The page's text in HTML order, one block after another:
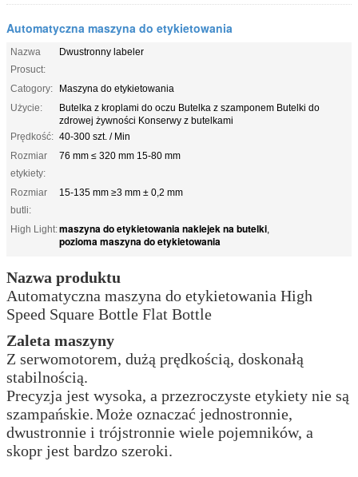
Automatyczna maszyna do etykietowania
Nazwa
Prosuct:
Dwustronny labeler
Catogory:
Maszyna do etykietowania
Użycie:
Butelka z kroplami do oczu Butelka z szamponem Butelki do
zdrowej żywności Konserwy z butelkami
Prędkość: 40-300 szt. / Min
Rozmiar
etykiety:
76 mm ≤ 320 mm 15-80 mm
Rozmiar
butli:
15-135 mm ≥3 mm ± 0,2 mm
High Light:maszyna do etykietowania naklejek na butelki,
pozioma maszyna do etykietowania
Nazwa produktu
Automatyczna maszyna do etykietowania High
Speed ​​Square Bottle Flat Bottle
Zaleta maszyny
Z serwomotorem, dużą prędkością, doskonałą
stabilnością.
Precyzja jest wysoka, a przezroczyste etykiety nie są
szampańskie.Może oznaczać jednostronnie,
dwustronnie i trójstronnie wiele pojemników, a
skopr jest bardzo szeroki.